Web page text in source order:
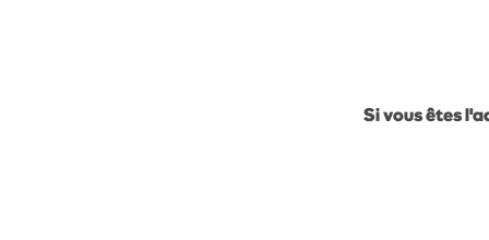
Si vous êtes